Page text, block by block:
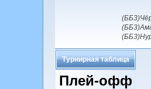
Турнирная таблица
Плей-офф